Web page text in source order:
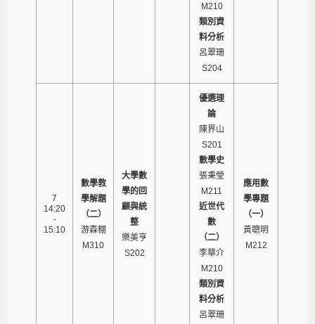
M210
類別資
料分析
呂翠珊
S204
7
14:20
-
15:10
數學教
學解題
（二）
游森棚
M310
大學數
學的回
顧與統
整
樂美亨
S202
優選理
論
陳界山
S201
數學史
張秉瑩
M211
近世代
數
（二）
李華介
M210
類別資
料分析
呂翠珊
應用數
學專題
（一）
黃聰明
M212